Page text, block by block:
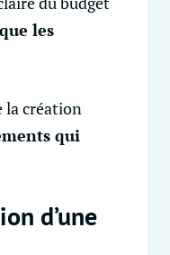
les
la création
qui
d’une